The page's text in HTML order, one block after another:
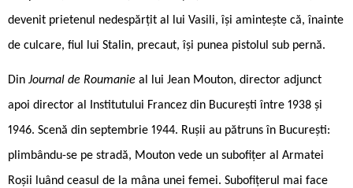
devenit prietenul nedespărțit al lui Vasili, își amintește că, înainte
de culcare, fiul lui Stalin, precaut, își punea pistolul sub pernă.
Din Journal de Roumanie al lui Jean Mouton, director adjunct
apoi director al Institutului Francez din București între 1938 și
1946. Scenă din septembrie 1944. Rușii au pătruns în București:
plimbându-se pe stradă, Mouton vede un subofițer al Armatei
Roșii luând ceasul de la mâna unei femei. Subofițerul mai face